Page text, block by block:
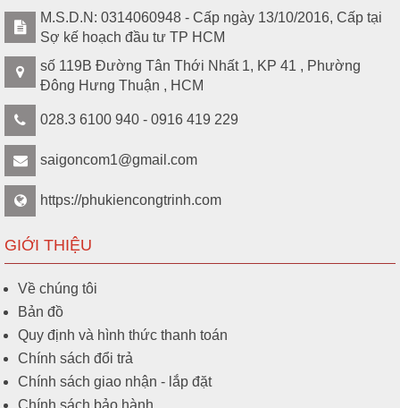
VN
WMT502MYH-VN (Đen ánh
kim)
M.S.D.N: 0314060948 - Cấp ngày 13/10/2016, Cấp tại
Sợ kế hoạch đầu tư TP HCM
số 119B Đường Tân Thới Nhất 1, KP 41 , Phường
Đông Hưng Thuận , HCM
028.3 6100 940 - 0916 419 229
saigoncom1@gmail.com
https://phukiencongtrinh.com
GIỚI THIỆU
Về chúng tôi
Bản đồ
Quy định và hình thức thanh toán
Chính sách đổi trả
Chính sách giao nhận - lắp đặt
Chính sách bảo hành